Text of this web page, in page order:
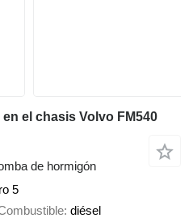
el chasis Volvo FM540
de hormigón
5
diésel